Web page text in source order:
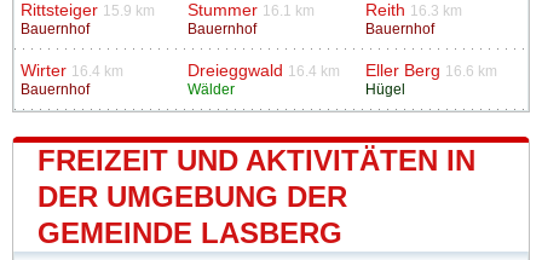
Rittsteiger 15.9 km
Bauernhof
Stummer 16.1 km
Bauernhof
Reith 16.3 km
Bauernhof
Wirter 16.4 km
Bauernhof
Dreieggwald 16.4 km
Wälder
Eller Berg 16.6 km
Hügel
FREIZEIT UND AKTIVITÄTEN IN
DER UMGEBUNG DER
GEMEINDE LASBERG